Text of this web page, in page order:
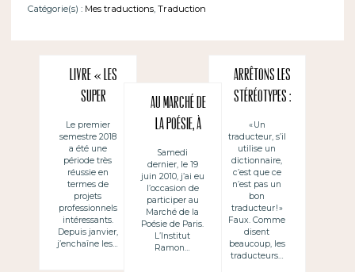
Catégorie(s) : Mes traductions, Traduction
Livre « Les
super
nouveaux
métiers »,
nouvelle
traduction
Le premier
semestre 2018
a été une
période très
réussie en
termes de
projets
professionnels
intéressants.
Depuis janvier,
j’enchaîne les…
Au marché de
la poésie, à
Paris
Samedi
dernier, le 19
juin 2010, j’ai eu
l’occasion de
participer au
Marché de la
Poésie de Paris.
L’Institut
Ramon…
Arrêtons les
stéréotypes :
être
traducteur
« Un
traducteur, s’il
utilise un
dictionnaire,
c’est que ce
n’est pas un
bon
traducteur ! »
Faux. Comme
disent
beaucoup, les
traducteurs…